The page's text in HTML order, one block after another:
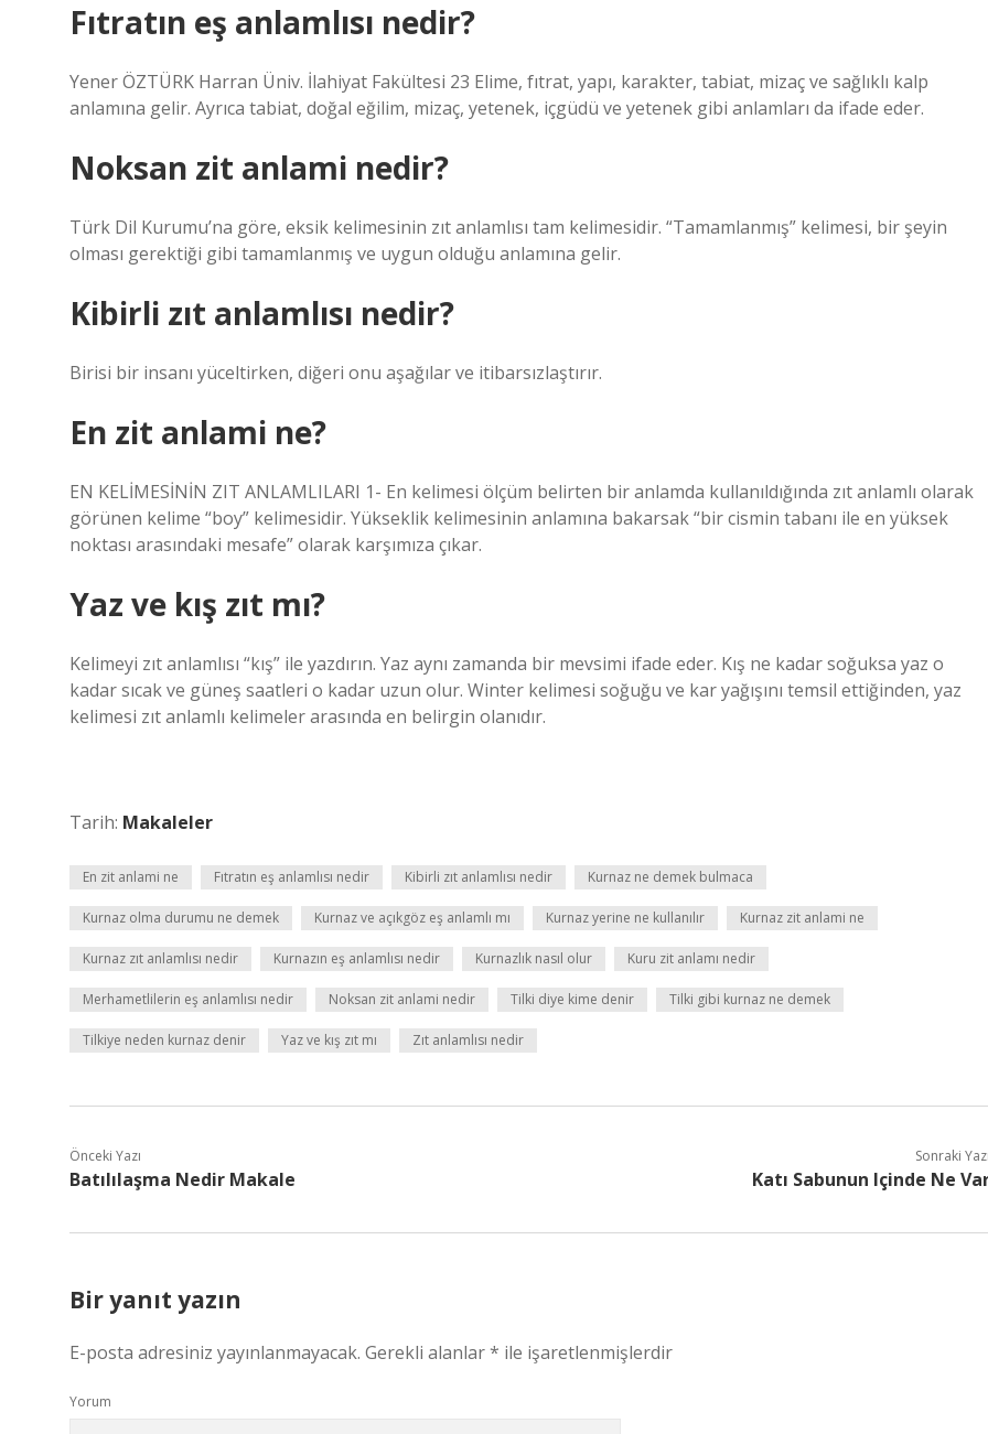
Fıtratın eş anlamlısı nedir?
Yener ÖZTÜRK Harran Üniv. İlahiyat Fakültesi 23 Elime, fıtrat, yapı, karakter, tabiat, mizaç ve sağlıklı kalp
anlamına gelir. Ayrıca tabiat, doğal eğilim, mizaç, yetenek, içgüdü ve yetenek gibi anlamları da ifade eder.
Noksan zit anlami nedir?
Türk Dil Kurumu’na göre, eksik kelimesinin zıt anlamlısı tam kelimesidir. “Tamamlanmış” kelimesi, bir şeyin
olması gerektiği gibi tamamlanmış ve uygun olduğu anlamına gelir.
Kibirli zıt anlamlısı nedir?
Birisi bir insanı yüceltirken, diğeri onu aşağılar ve itibarsızlaştırır.
En zit anlami ne?
EN KELİMESİNİN ZIT ANLAMLILARI 1- En kelimesi ölçüm belirten bir anlamda kullanıldığında zıt anlamlı olarak
görünen kelime “boy” kelimesidir. Yükseklik kelimesinin anlamına bakarsak “bir cismin tabanı ile en yüksek
noktası arasındaki mesafe” olarak karşımıza çıkar.
Yaz ve kış zıt mı?
Kelimeyi zıt anlamlısı “kış” ile yazdırın. Yaz aynı zamanda bir mevsimi ifade eder. Kış ne kadar soğuksa yaz o
kadar sıcak ve güneş saatleri o kadar uzun olur. Winter kelimesi soğuğu ve kar yağışını temsil ettiğinden, yaz
kelimesi zıt anlamlı kelimeler arasında en belirgin olanıdır.
Tarih: Makaleler
En zit anlami ne Fıtratın eş anlamlısı nedir Kibirli zıt anlamlısı nedir Kurnaz ne demek bulmaca
Kurnaz olma durumu ne demek Kurnaz ve açıkgöz eş anlamlı mı Kurnaz yerine ne kullanılır Kurnaz zit anlami ne
Kurnaz zıt anlamlısı nedir Kurnazın eş anlamlısı nedir Kurnazlık nasıl olur Kuru zit anlamı nedir
Merhametlilerin eş anlamlısı nedir Noksan zit anlami nedir Tilki diye kime denir Tilki gibi kurnaz ne demek
Tilkiye neden kurnaz denir Yaz ve kış zıt mı Zıt anlamlısı nedir
Önceki Yazı
Batılılaşma Nedir Makale
Sonraki
Katı Sabunun Içinde Ne
Bir yanıt yazın
E-posta adresiniz yayınlanmayacak. Gerekli alanlar* ile işaretlenmişlerdir
Yorum